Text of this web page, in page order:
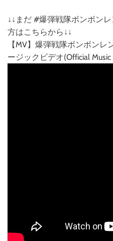
↓↓まだ #爆弾戦隊ボンボン
方はこちらから↓↓
【MV】爆弾戦隊ボンボンレ
ージックビデオ(Official Music